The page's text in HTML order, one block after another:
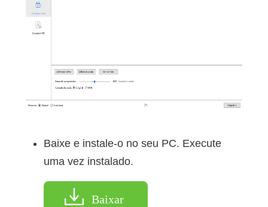
Baixe e instale-o no seu PC. Execute
uma vez instalado.
Baixar